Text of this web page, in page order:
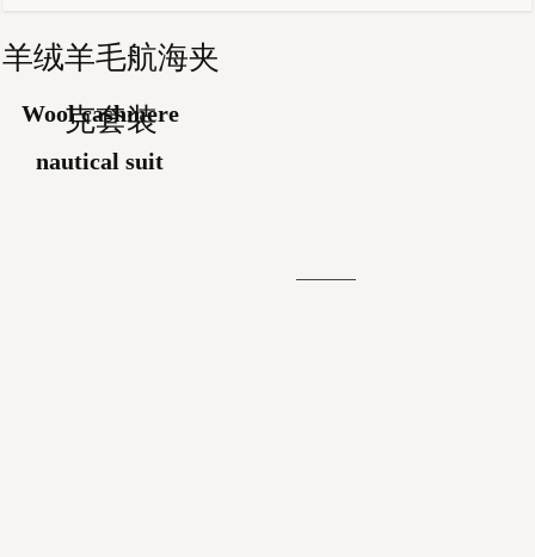
羊绒羊毛航海夹
克套装
Wool cashmere
nautical suit